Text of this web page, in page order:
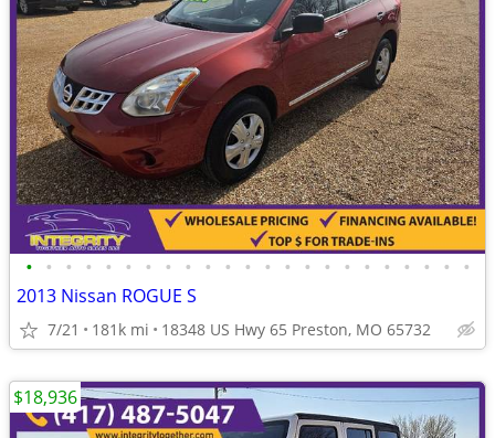
• • • • • • • • • • • • • • • • • • • • • • •
2013 Nissan ROGUE S
7/21 181k mi 18348 US Hwy 65 Preston, MO 65732
$18,936